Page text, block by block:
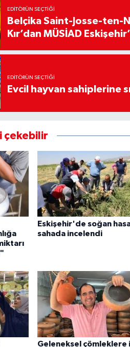
EDITÖRÜN SEÇTIĞI
Belçika Saint-Josse-ten-
Kır’dan MÜSİAD
EDITÖRÜN SEÇTIĞI
Evcil hayvan sahiplerine
çekebilir
Eskişehir'de soğan
sahada incelendi
Geleneksel çömleklere